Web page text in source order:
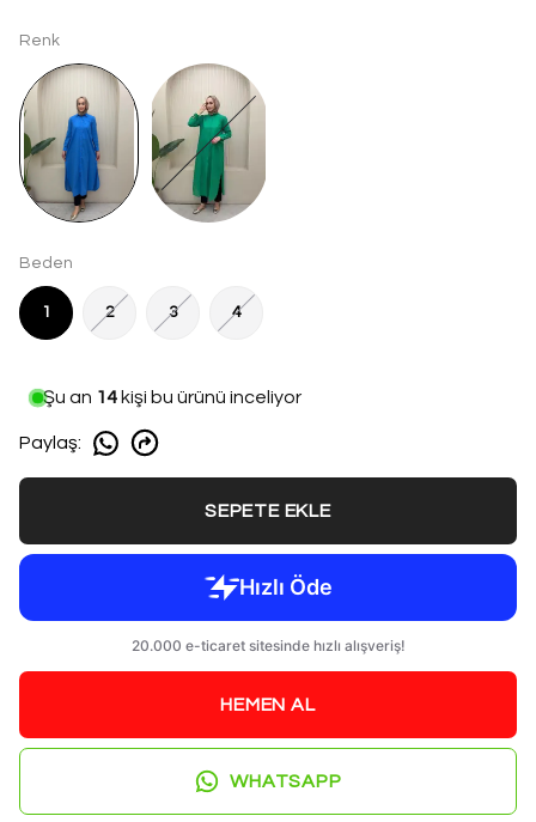
Renk
Beden
1 2 3 4
Şu an 14kişi bu ürünü inceliyor
Paylaş:
SEPETE EKLE
HEMEN AL
WHATSAPP